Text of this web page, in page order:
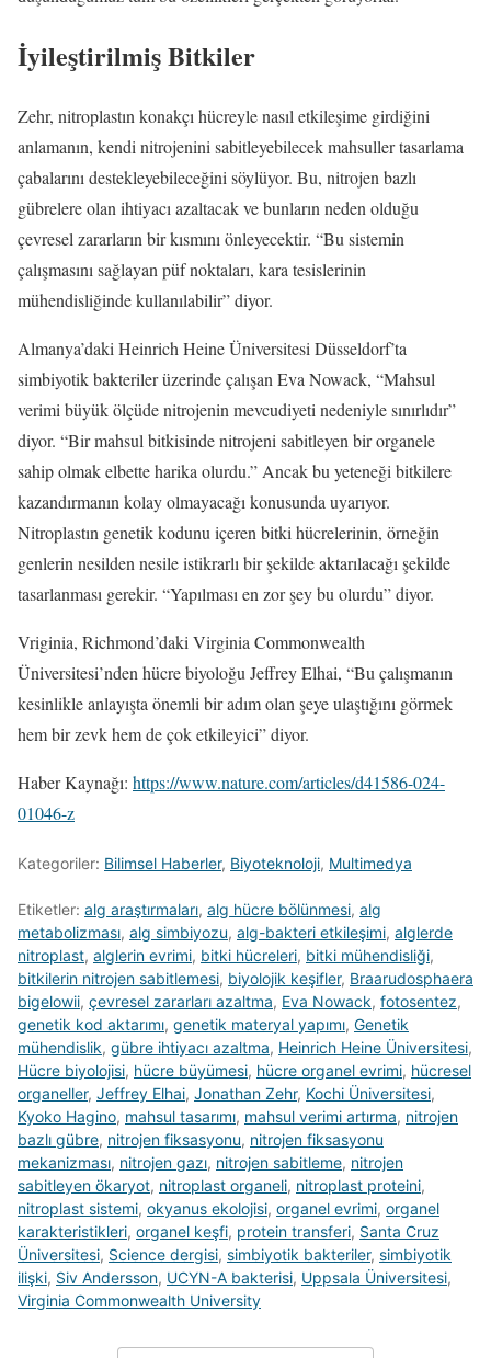
İyileştirilmiş Bitkiler
Zehr, nitroplastın konakçı hücreyle nasıl etkileşime girdiğini
anlamanın, kendi nitrojenini sabitleyebilecek mahsuller tasarlama
çabalarını destekleyebileceğini söylüyor. Bu, nitrojen bazlı
gübrelere olan ihtiyacı azaltacak ve bunların neden olduğu
çevresel zararların bir kısmını önleyecektir. “Bu sistemin
çalışmasını sağlayan püf noktaları, kara tesislerinin
mühendisliğinde kullanılabilir” diyor.
Almanya’daki Heinrich Heine Üniversitesi Düsseldorf’ta
simbiyotik bakteriler üzerinde çalışan Eva Nowack, “Mahsul
verimi büyük ölçüde nitrojenin mevcudiyeti nedeniyle sınırlıdır”
diyor. “Bir mahsul bitkisinde nitrojeni sabitleyen bir organele
sahip olmak elbette harika olurdu.” Ancak bu yeteneği bitkilere
kazandırmanın kolay olmayacağı konusunda uyarıyor.
Nitroplastın genetik kodunu içeren bitki hücrelerinin, örneğin
genlerin nesilden nesile istikrarlı bir şekilde aktarılacağı şekilde
tasarlanması gerekir. “Yapılması en zor şey bu olurdu” diyor.
Vriginia, Richmond’daki Virginia Commonwealth
Üniversitesi’nden hücre biyoloğu Jeffrey Elhai, “Bu çalışmanın
kesinlikle anlayışta önemli bir adım olan şeye ulaştığını görmek
hem bir zevk hem de çok etkileyici” diyor.
Haber Kaynağı: https://www.nature.com/articles/d41586-024-
01046-z
Kategoriler: Bilimsel Haberler, Biyoteknoloji, Multimedya
Etiketler: alg araştırmaları, alg hücre bölünmesi, alg
metabolizması, alg simbiyozu, alg-bakteri etkileşimi, alglerde
nitroplast, alglerin evrimi, bitki hücreleri, bitki mühendisliği,
bitkilerin nitrojen sabitlemesi, biyolojik keşifler, Braarudosphaera
bigelowii, çevresel zararları azaltma, Eva Nowack, fotosentez,
genetik kod aktarımı, genetik materyal yapımı, Genetik
mühendislik, gübre ihtiyacı azaltma, Heinrich Heine Üniversitesi,
Hücre biyolojisi, hücre büyümesi, hücre organel evrimi, hücresel
organeller, Jeffrey Elhai, Jonathan Zehr, Kochi Üniversitesi,
Kyoko Hagino, mahsul tasarımı, mahsul verimi artırma, nitrojen
bazlı gübre, nitrojen fiksasyonu, nitrojen fiksasyonu
mekanizması, nitrojen gazı, nitrojen sabitleme, nitrojen
sabitleyen ökaryot, nitroplast organeli, nitroplast proteini,
nitroplast sistemi, okyanus ekolojisi, organel evrimi, organel
karakteristikleri, organel keşfi, protein transferi, Santa Cruz
Üniversitesi, Science dergisi, simbiyotik bakteriler, simbiyotik
ilişki, Siv Andersson, UCYN-A bakterisi, Uppsala Üniversitesi,
Virginia Commonwealth University